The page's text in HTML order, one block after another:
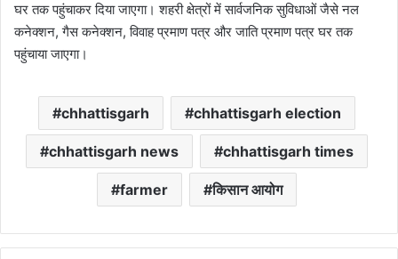
घर तक पहुंचाकर दिया जाएगा। शहरी क्षेत्रों में सार्वजनिक सुविधाओं जैसे नल
कनेक्शन, गैस कनेक्शन, विवाह प्रमाण पत्र और जाति प्रमाण पत्र घर तक
पहुंचाया जाएगा।
chhattisgarh chhattisgarh election
chhattisgarh news chhattisgarh times
farmer किसान आयोग